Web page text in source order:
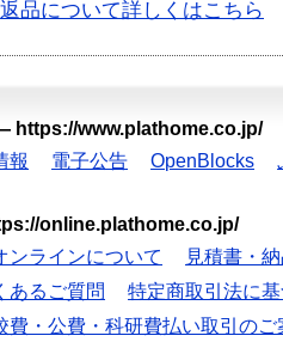
返品について詳しくはこちら
https://www.plathome.co.jp/
報 電子公告 OpenBlocks
online.plathome.co.jp/
ンラインについて
見積書・
あるご質問
特定商取引法に
費・公費・科研費払い取引のご